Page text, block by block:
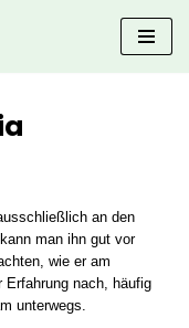
an den
man ihn gut vor
wie er am
nach, häufig
unterwegs.